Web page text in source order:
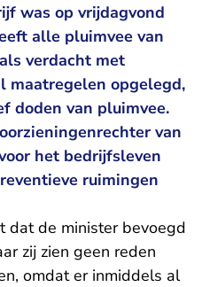
was op vrijdagvond
alle pluimvee van
verdacht met
maatregelen opgelegd,
doden van pluimvee.
van
het bedrijfsleven
ruimingen
dat de minister bevoegd
zij zien geen reden
omdat er inmiddels al